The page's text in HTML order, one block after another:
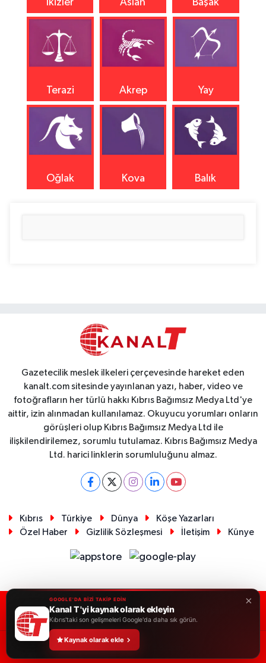
Terazi Akrep Yay
Oğlak Kova Balık
Gazetecilik meslek ilkeleri çerçevesinde hareket eden
kanalt.com sitesinde yayınlanan yazı, haber, video ve
fotoğrafların her türlü hakkı Kıbrıs Bağımsız Medya Ltd'ye
aittir, izin alınmadan kullanılamaz. Okuyucu yorumları onların
görüşleri olup Kıbrıs Bağımsız Medya Ltd ile
ilişkilendirilemez, sorumlu tutulamaz. Kıbrıs Bağımsız Medya
Ltd. harici linklerin sorumluluğunu almaz.
Kıbrıs Türkiye Dünya
Köşe Yazarları
Özel Haber
Gizlilik Sözleşmesi İletişim Künye
RSS Copyright © 2026. Her hakkı saklıdır.
Haber Yazılımı:
×
GOOGLE'DA BİZİ TAKİP EDİN
Kanal T 'yi kaynak olarak ekleyin
Kıbrıs'taki son gelişmeleri Google'da daha sık görün.
Kaynak olarak ekle